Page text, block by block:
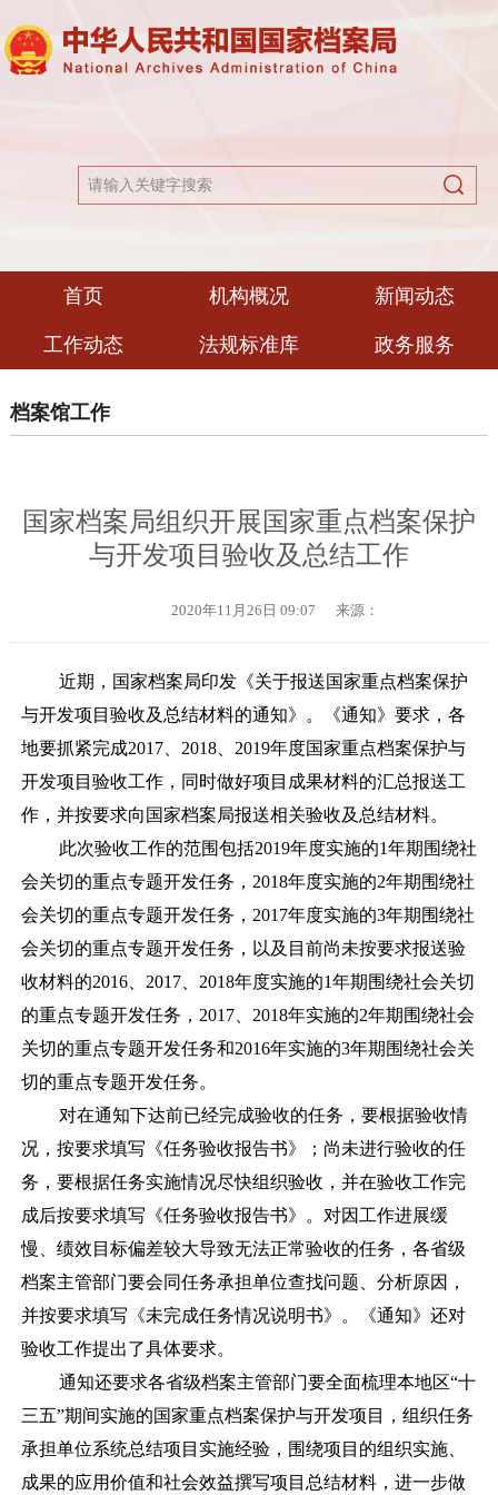
首页 机构概况 新闻动态
工作动态 法规标准库 政务服务
档案馆工作
国家档案局组织开展国家重点档案保护
与开发项目验收及总结工作
2020年11月26日 09:07 来源：
近期，国家档案局印发《关于报送国家重点档案保护
与开发项目验收及总结材料的通知》。《通知》要求，各
地要抓紧完成2017、 2018、 2019年度国家重点档案保护与
开发项目验收工作，同时做好项目成果材料的汇总报送工
作，并按要求向国家档案局报送相关验收及总结材料。
此次验收工作的范围包括2019年度实施的1年期围绕社
会关切的重点专题开发任务， 2018年度实施的2年期围绕社
会关切的重点专题开发任务， 2017年度实施的3年期围绕社
会关切的重点专题开发任务，以及目前尚未按要求报送验
收材料的2016、 2017、 2018年度实施的1年期围绕社会关切
的重点专题开发任务， 2017、 2018年实施的2年期围绕社会
关切的重点专题开发任务和2016年实施的3年期围绕社会关
切的重点专题开发任务。
对在通知下达前已经完成验收的任务，要根据验收情
况，按要求填写《任务验收报告书》；尚未进行验收的任
务，要根据任务实施情况尽快组织验收，并在验收工作完
成后按要求填写《任务验收报告书》。对因工作进展缓
慢、绩效目标偏差较大导致无法正常验收的任务，各省级
档案主管部门要会同任务承担单位查找问题、分析原因，
并按要求填写《未完成任务情况说明书》。《通知》还对
验收工作提出了具体要求。
通知还要求各省级档案主管部门要全面梳理本地区“十
三五”期间实施的国家重点档案保护与开发项目，组织任务
承担单位系统总结项目实施经验，围绕项目的组织实施、
成果的应用价值和社会效益撰写项目总结材料，进一步做